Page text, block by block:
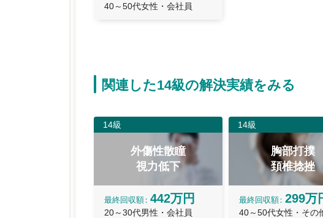
40～50代女性・会社員
関連した14級の解決実績をみる
14級
外傷性散瞳
視力低下
最終回収額 442万円
20～30代男性・会社員
14級
胸部打撲
頚椎捻挫
最終回収額 299万
40～50代女性・その